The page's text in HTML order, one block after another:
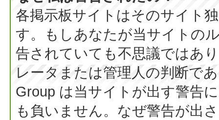
各掲示板サイトはそのサイト
す。もしあなたが当サイトの
告されていても不思議ではあ
レータまたは管理人の判断で
Group は当サイトが出す警告
も負いません。なぜ警告が出